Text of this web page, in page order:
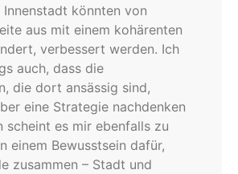
Innenstadt könnten von
aus mit einem kohärenten
verbessert werden. Ich
auch, dass die
die dort ansässig sind,
eine Strategie nachdenken
scheint es mir ebenfalls zu
einem Bewusstsein dafür,
zusammen – Stadt und